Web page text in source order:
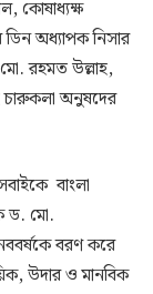
কোষাধ্যক্ষ
অধ্যাপক নিসার
রহমত উল্লাহ,
অনুষদের
বাংলা
ড. মো.
বরণ করে
উদার ও মানবিক